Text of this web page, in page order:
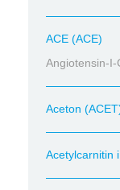
ACE (ACE)
Angiotensin-I-
Aceton
Acetylcarnitin